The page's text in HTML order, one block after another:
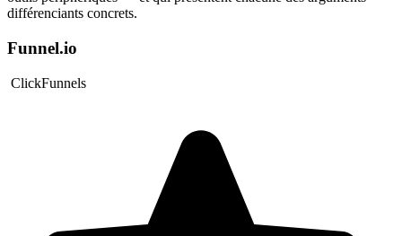
différenciants concrets.
Funnel.io
ClickFunnels